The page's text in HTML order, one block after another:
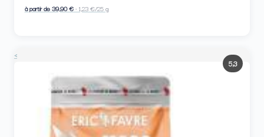
à partir de 39,90 €· 1,23 €/25 g
<
5,3